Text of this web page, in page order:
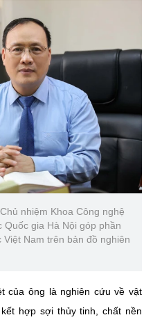
English
NGHỆ
TECHNOLOGY
Góp ý
Khoa học và Công nghệ.
nhiệm Khoa Công nghệ
gia Hà Nội góp phần
Nam trên bản đồ nghiên
của ông là nghiên cứu về vật
hợp sợi thủy tinh, chất nền